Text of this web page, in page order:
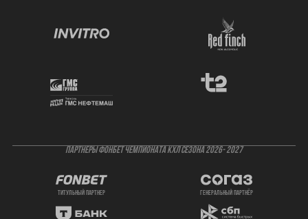
ПАРТНЕРЫ ФОНБЕТ ЧЕМПИОНАТА КХЛ СЕЗОНА 2026- 2027
титульный партнер генеральный партнёр